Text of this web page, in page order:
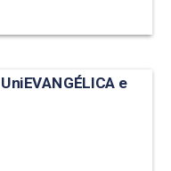
e